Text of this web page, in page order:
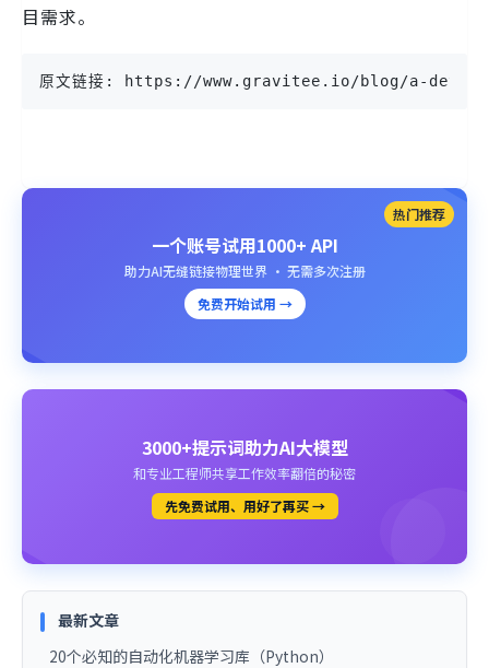
目需求。
原文链接: https://www.gravitee.io/blog/a-
热门推荐
一个账号试用1000+ API
助力AI无缝链接物理世界 · 无需多次注册
免费开始试用 →
3000+提示词助力AI大模型
和专业工程师共享工作效率翻倍的秘密
先免费试用、用好了再买 →
最新文章
20个必知的自动化机器学习库（Python）